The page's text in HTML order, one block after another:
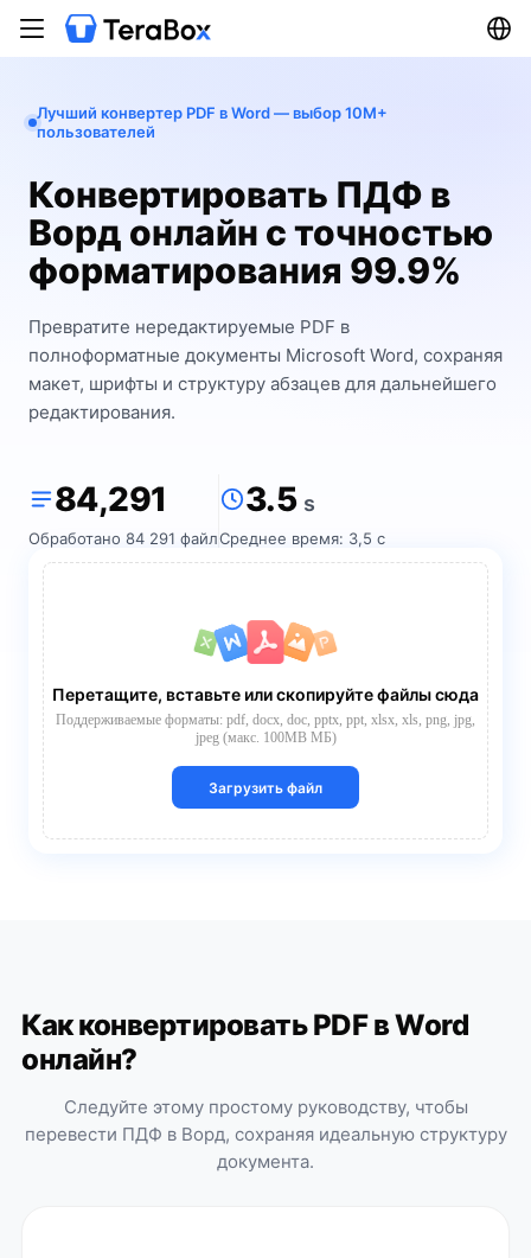
Лучший конвертер PDF в Word — выбор 10M+
пользователей
Конвертировать ПДФ в
Ворд онлайн с точностью
форматирования 99.9%
Превратите нередактируемые PDF в
полноформатные документы Microsoft Word, сохраняя
макет, шрифты и структуру абзацев для дальнейшего
редактирования.
84,291
Обработано 84 291 файл
3.5 s
Среднее время: 3,5 с
Перетащите, вставьте или скопируйте файлы сюда
Поддерживаемые форматы: pdf, docx, doc, pptx, ppt, xlsx, xls, png, jpg,
jpeg (макс. 100MB МБ)
Загрузить файл
Как конвертировать PDF в Word
онлайн?
Следуйте этому простому руководству, чтобы
перевести ПДФ в Ворд, сохраняя идеальную структуру
документа.